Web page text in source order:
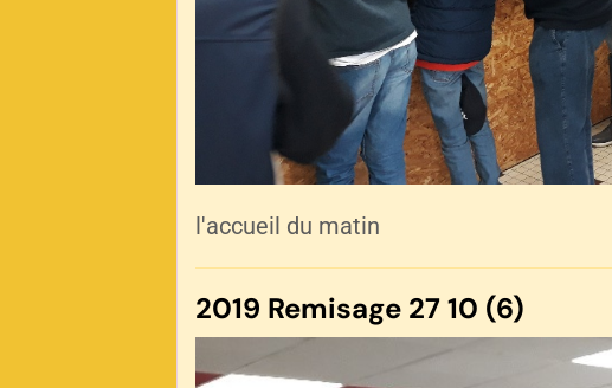
l'accueil du matin
2019 Remisage 27 10 (6)